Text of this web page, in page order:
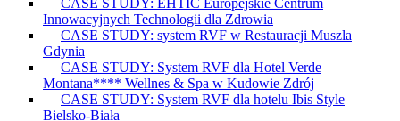
CASE STUDY: EHTIC Europejskie Centrum
Innowacyjnych Technologii dla Zdrowia
CASE STUDY: system RVF w Restauracji Muszla
Gdynia
CASE STUDY: System RVF dla Hotel Verde
Montana**** Wellnes & Spa w Kudowie Zdrój
CASE STUDY: System RVF dla hotelu Ibis Style
Bielsko-Biała